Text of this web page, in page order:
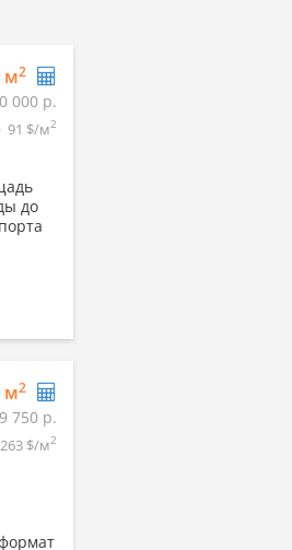
м2
000 р.
91 $/м2
до
м2
750 р.
263 $/м2